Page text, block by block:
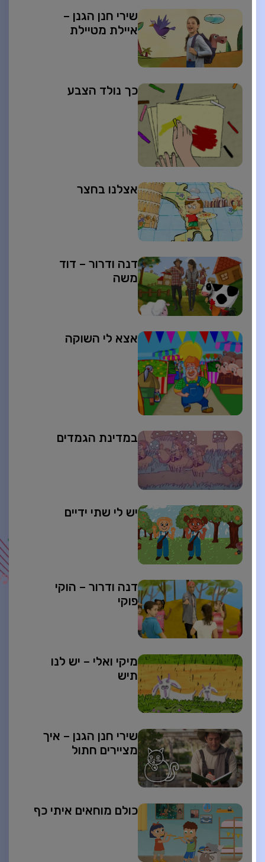
שירי חנן הגנן –
איילת מטיילת
כך נולד הצבע
אצלנו בחצר
דנה ודרור – דוד
משה
אצא לי השוקה
במדינת הגמדים
יש לי שתי ידיים
דנה ודרור – הוקי
פוקי
מיקי ואלי – יש לנו
תיש
שירי חנן הגנן – איך
מציירים חתול
כולם מוחאים איתי כף